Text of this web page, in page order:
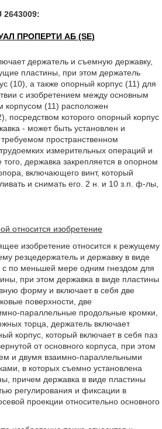
2643009:
ПРОПЕРТИ АБ (SE)
держатель и съемную державку,
пластины, при этом держатель
(10), а также опорный корпус (11) для
с изобретением между основным
корпусом (11) расположен
посредством которого опорный корпус
- может быть установлен и
пространственном
измерительных операций и
державка закрепляется в опорном
включающего винт, который
и снимать его. 2 н. и 10 з.п. ф-лы,
относится изобретение
изобретение относится к режущему
резцедержатель и державку в виде
по меньшей мере одним гнездом для
при этом державка в виде пластины
форму и включает в себя две
поверхности, две
параллельные продольные кромки,
торца, держатель включает
корпус, который включает в себя паз
от основного корпуса, при этом
и двумя взаимно-параллельными
в которых съемно установлена
причем державка в виде пластины
регулирования и фиксации в
проекции относительно основного